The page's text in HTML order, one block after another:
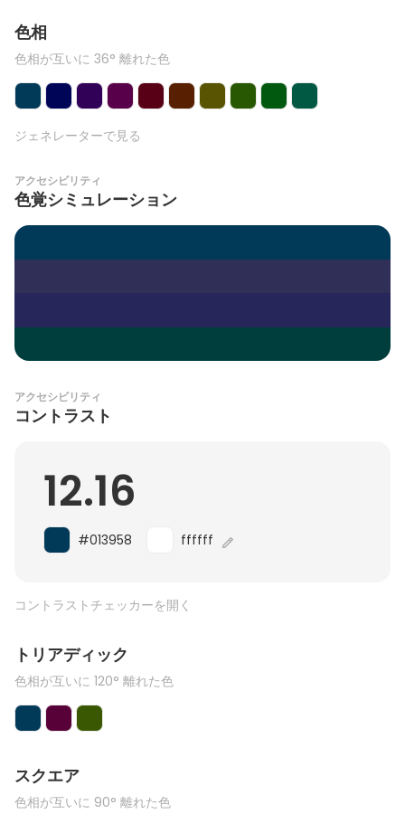
色相
色相が互いに 36° 離れた色
ジェネレーターで見る
アクセシビリティ
色覚シミュレーション
アクセシビリティ
コントラスト
12.16
#013958 ffffff
コントラストチェッカーを開く
トリアディック
色相が互いに 120° 離れた色
スクエア
色相が互いに 90° 離れた色